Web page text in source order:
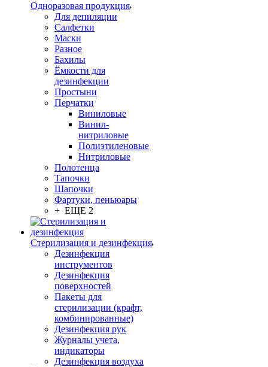
Одноразовая продукция
Для депиляции
Салфетки
Маски
Разное
Бахилы
Ёмкости для
дезинфекции
Простыни
Перчатки
Виниловые
Винил-
нитриловые
Полиэтиленовые
Нитриловые
Полотенца
Тапочки
Шапочки
Фартуки, пеньюары
+ ЕЩЕ 2
Стерилизация и дезинфекция
Дезинфекция
инструментов
Дезинфекция
поверхностей
Пакеты для
стерилизации (крафт,
комбинированные)
Дезинфекция рук
Журналы учета,
индикаторы
Дезинфекция воздуха